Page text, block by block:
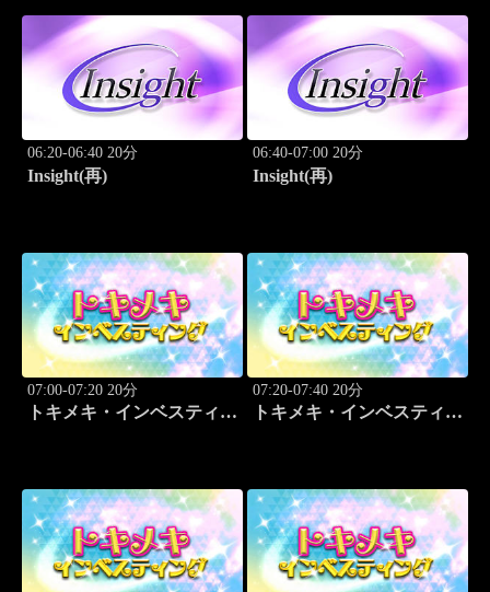
06:20-06:40 20分
Insight(再)
06:40-07:00 20分
Insight(再)
07:00-07:20 20分
トキメキ・インベスティン
07:20-07:40 20分
トキメキ・インベスティン